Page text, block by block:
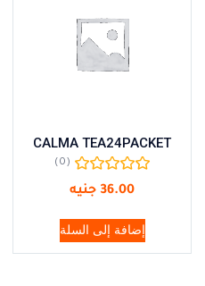
CALMA TEA24PACKET
(0)
36.00 جنيه
إضافة إلى السلة